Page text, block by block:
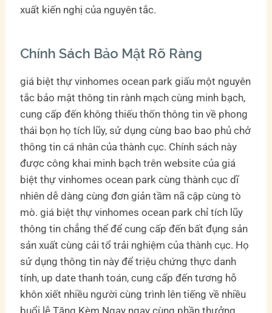
xuất kiến nghị của nguyên tắc.
Chính Sách Bảo Mật Rõ Ràng
giá biệt thự vinhomes ocean park giấu một nguyên
tắc bảo mật thông tin rành mạch cùng minh bạch,
cung cấp đến không thiếu thốn thông tin về phong
thái bọn họ tích lũy, sử dụng cùng bao bao phủ chở
thông tin cá nhân của thành cục. Chính sách này
được công khai minh bạch trên website của giá
biệt thự vinhomes ocean park cùng thành cục dĩ
nhiên dễ dàng cùng đơn giản tầm nã cập cùng tò
mò. giá biệt thự vinhomes ocean park chỉ tích lũy
thông tin chẳng thể để cung cấp đến bất đụng sản
sản xuất cùng cải tổ trải nghiệm của thành cục. Họ
sử dụng thông tin này để triệu chứng thực danh
tính, up date thanh toán, cung cấp đến tương hỗ
khôn xiết nhiều người cùng trình lên tiếng về nhiều
buổi lễ Tặng Kèm Ngay ngay cùng phần thưởng